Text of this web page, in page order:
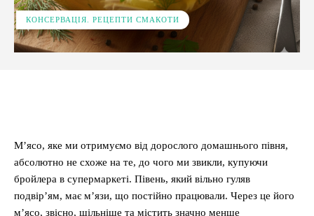
КОНСЕРВАЦІЯ. РЕЦЕПТИ СМАКОТИ
М’ясо, яке ми отримуємо від дорослого домашнього півня,
абсолютно не схоже на те, до чого ми звикли, купуючи
бройлера в супермаркеті. Півень, який вільно гуляв
подвір’ям, має м’язи, що постійно працювали. Через це його
м’ясо, звісно, щільніше та містить значно менше